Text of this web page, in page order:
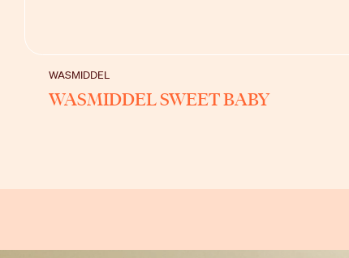
BEKIJK
WASMIDDEL
WASMIDDEL SWEET BABY